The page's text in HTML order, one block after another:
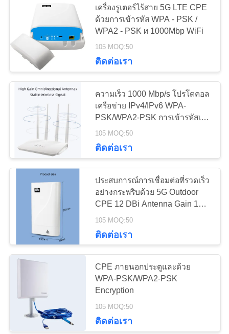
คุณภาพ
ติดต่อ
ใบ
เสนอ
LTE เราเตอร์ Volte
38
เราเตอร์มือถือสองซิม
37
เราเตอร์ไวไฟ 5G
เครื่องรูเตอร์ไร้สาย 5G LTE CPE
ด้วยการเข้ารหัส WPA - PSK /
WPA2 - PSK и 1000Mbp WiFi
105 MOQ:50
ติดต่อเรา
ความเร็ว 1000 Mbp/s โปรโตคอล
เครือข่าย IPv4/IPv6 WPA-
PSK/WPA2-PSK การเข้ารหัสเพื่อ
การถ่ายทอดข้อมูลที่ปลอดภัย
105 MOQ:50
ติดต่อเรา
ประสบการณ์การเชื่อมต่อที่รวดเร็ว
อย่างกระพริบด้วย 5G Outdoor
CPE 12 DBi Antenna Gain 1
WAN 4 LAN Interface และ 1x
105 MOQ:50
ติดต่อเรา
CPE ภายนอกประตูและด้วย
WPA-PSK/WPA2-PSK
Encryption
105 MOQ:50
ติดต่อเรา